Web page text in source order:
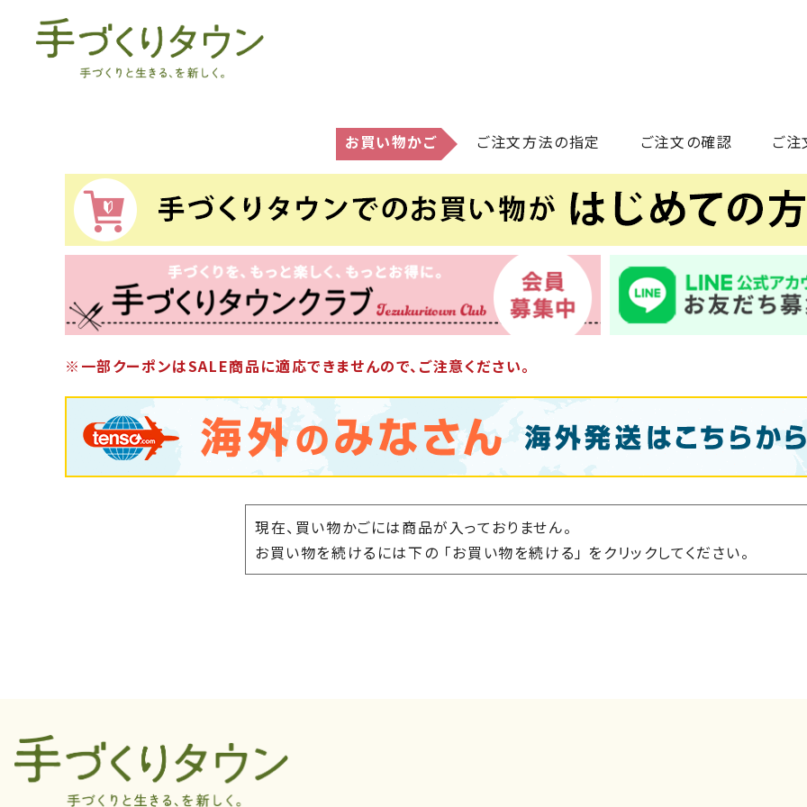
お買い物かご ご注文方法の指定 ご注文の確認 ご
※一部クーポンはSALE商品に適応できませんので、ご注意ください。
現在、買い物かごには商品が入っておりません。
お買い物を続けるには下の 「お買い物を続ける」 をクリックしてください。